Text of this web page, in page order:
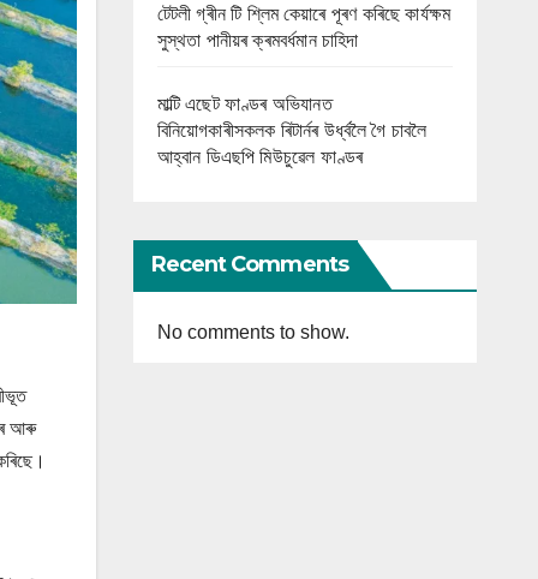
আৰু
টেটলী গ্ৰীন টি শ্লিম কেয়াৰে পূৰণ কৰিছে কাৰ্যক্ষম
সুস্থতা পানীয়ৰ ক্ৰমবৰ্ধমান চাহিদা
মাল্টি এছেট ফাণ্ডৰ অভিযানত
বিনিয়োগকাৰীসকলক ৰিটাৰ্নৰ উৰ্ধ্বলৈ গৈ চাবলৈ
আহ্বান ডিএছপি মিউচুৱেল ফাণ্ডৰ
Recent Comments
No comments to show.